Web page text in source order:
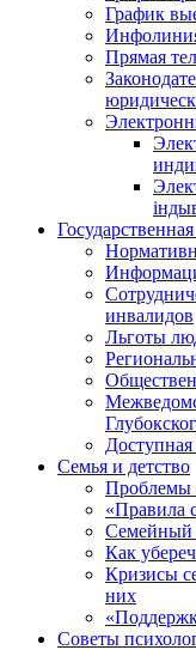
График
Прямая
инвалидов
Льготы
Доступная
Семья и детство
Проблемы
«Правила
Семейный
Как
Кризисы
них
Советы